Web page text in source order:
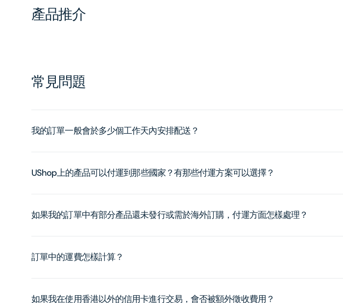
產品推介
常見問題
我的訂單一般會於多少個工作天內安排配送？
UShop上的產品可以付運到那些國家？有那些付運方案可以選擇？
如果我的訂單中有部分產品還未發行或需於海外訂購，付運方面怎樣處理？
訂單中的運費怎樣計算？
如果我在使用香港以外的信用卡進行交易，會否被額外徵收費用？